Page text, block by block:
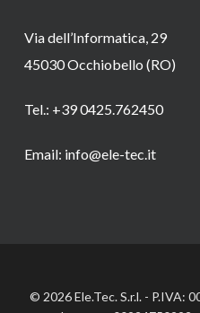
Via dell’Informatica, 29
45030 Occhiobello (RO)
Tel.: +39 0425.762450
Email: info@ele-tec.it
© 2026 Ele.Tec. S.r.l. - P.IVA: